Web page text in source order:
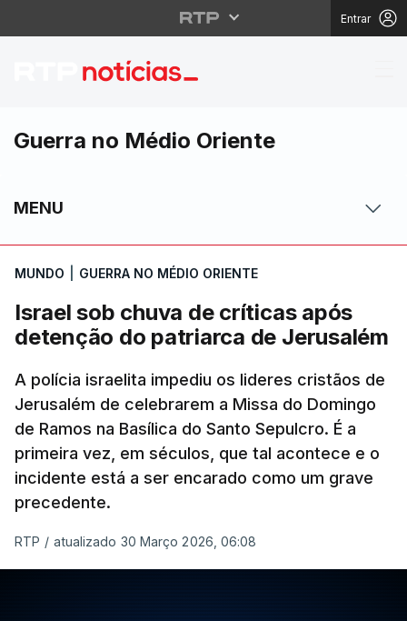
Entrar
Israel sob chuva de
Guerra no Médio Oriente
MENU
MUNDO GUERRA NO MÉDIO ORIENTE
Israel sob chuva de críticas após
detenção do patriarca de Jerusalém
A polícia israelita impediu os lideres cristãos de
Jerusalém de celebrarem a Missa do Domingo
de Ramos na Basílica do Santo Sepulcro. É a
primeira vez, em séculos, que tal acontece e o
incidente está a ser encarado como um grave
precedente.
RTP / atualizado 30 Março 2026, 06:08